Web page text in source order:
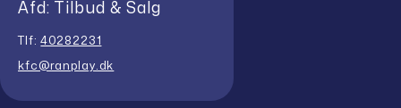
Afd: Tilbud & Salg
Tlf:40282231
kfc@ranplay.dk